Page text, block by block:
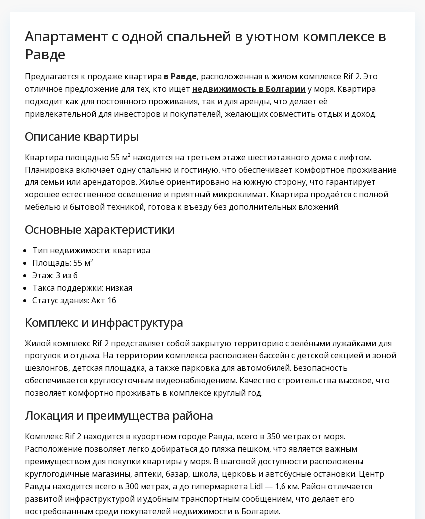
Апартамент с одной спальней в уютном комплексе в
Равде
Предлагается к продаже квартира в Равде, расположенная в жилом комплексе Rif 2. Это
отличное предложение для тех, кто ищет недвижимость в Болгарии у моря. Квартира
подходит как для постоянного проживания, так и для аренды, что делает её
привлекательной для инвесторов и покупателей, желающих совместить отдых и доход.
Описание квартиры
Квартира площадью 55 м² находится на третьем этаже шестиэтажного дома с лифтом.
Планировка включает одну спальню и гостиную, что обеспечивает комфортное проживание
для семьи или арендаторов. Жильё ориентировано на южную сторону, что гарантирует
хорошее естественное освещение и приятный микроклимат. Квартира продаётся с полной
мебелью и бытовой техникой, готова к въезду без дополнительных вложений.
Основные характеристики
Тип недвижимости: квартира
Площадь: 55 м²
Этаж: 3 из 6
Такса поддержки: низкая
Статус здания: Акт 16
Комплекс и инфраструктура
Жилой комплекс Rif 2 представляет собой закрытую территорию с зелёными лужайками для
прогулок и отдыха. На территории комплекса расположен бассейн с детской секцией и зоной
шезлонгов, детская площадка, а также парковка для автомобилей. Безопасность
обеспечивается круглосуточным видеонаблюдением. Качество строительства высокое, что
позволяет комфортно проживать в комплексе круглый год.
Локация и преимущества района
Комплекс Rif 2 находится в курортном городе Равда, всего в 350 метрах от моря.
Расположение позволяет легко добираться до пляжа пешком, что является важным
преимуществом для покупки квартиры у моря. В шаговой доступности расположены
круглогодичные магазины, аптеки, базар, школа, церковь и автобусные остановки. Центр
Равды находится всего в 300 метрах, а до гипермаркета Lidl — 1,6 км. Район отличается
развитой инфраструктурой и удобным транспортным сообщением, что делает его
востребованным среди покупателей недвижимости в Болгарии.